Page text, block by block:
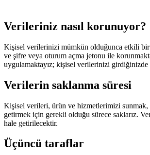
Verileriniz nasıl korunuyor?
Kişisel verilerinizi mümkün olduğunca etkili bir
ve şifre veya oturum açma jetonu ile
uygulamaktayız; kişisel verilerinizi
Verilerin saklanma süresi
Kişisel verileri, ürün ve hizmetlerimizi
getirmek için gerekli olduğu sürece saklarız.
hale getirilecektir.
Üçüncü taraflar